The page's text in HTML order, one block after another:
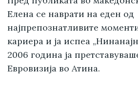
Елена се наврати на еден од
најпрепознатливите
кариера и ја испеа
2006 година ја
Евровизија во Атина.